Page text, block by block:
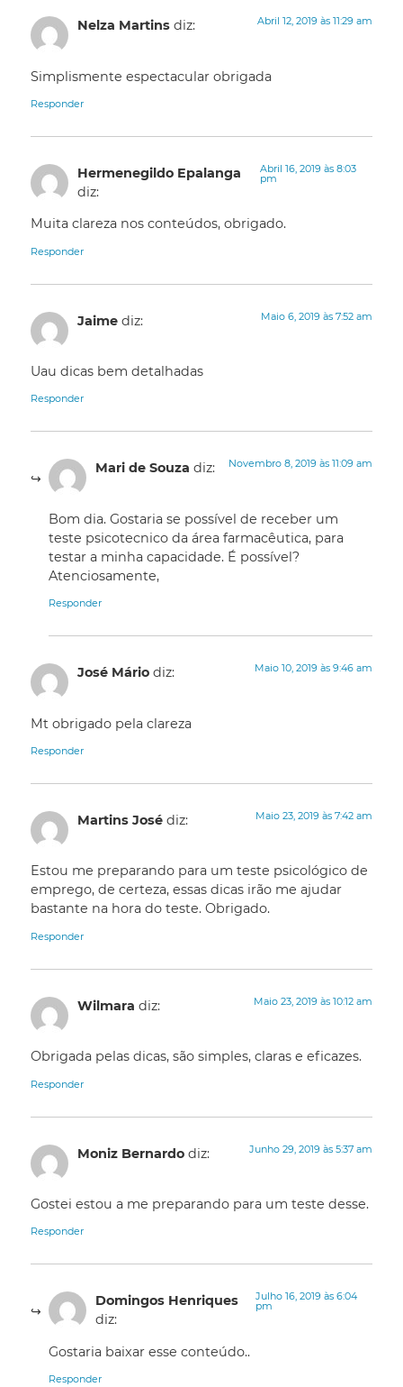
Nelza Martins diz: Abril 12, 2019 às 11:29 am
Simplismente espectacular obrigada
Responder
Hermenegildo Epalanga
diz:
Abril 16, 2019 às 8:03
pm
Muita clareza nos conteúdos, obrigado.
Responder
Jaime diz: Maio 6, 2019 às 7:52 am
Uau dicas bem detalhadas
Responder
Mari de Souza diz: Novembro 8, 2019 às 11:09 am
Bom dia. Gostaria se possível de receber um
teste psicotecnico da área farmacêutica, para
testar a minha capacidade. É possível?
Atenciosamente,
Responder
José Mário diz: Maio 10, 2019 às 9:46 am
Mt obrigado pela clareza
Responder
Martins José diz: Maio 23, 2019 às 7:42 am
Estou me preparando para um teste psicológico de
emprego, de certeza, essas dicas irão me ajudar
bastante na hora do teste. Obrigado.
Responder
Wilmara diz: Maio 23, 2019 às 10:12 am
Obrigada pelas dicas, são simples, claras e eficazes.
Responder
Moniz Bernardo diz: Junho 29, 2019 às 5:37 am
Gostei estou a me preparando para um teste desse.
Responder
Domingos Henriques
diz:
Julho 16, 2019 às 6:04
pm
Gostaria baixar esse conteúdo..
Responder